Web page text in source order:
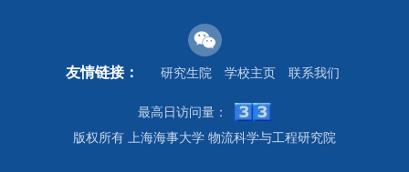
友情链接： 研究生院 学校主页 联系我们
最高日访问量：
版权所有 上海海事大学 物流科学与工程研究院